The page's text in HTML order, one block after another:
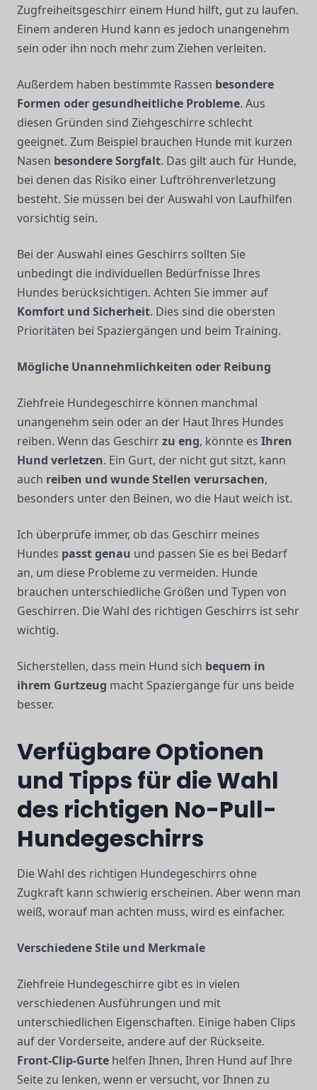
Zugfreiheitsgeschirr einem Hund hilft, gut zu laufen.
Einem anderen Hund kann es jedoch unangenehm
sein oder ihn noch mehr zum Ziehen verleiten.
Außerdem haben bestimmte Rassen besondere
Formen oder gesundheitliche Probleme. Aus
diesen Gründen sind Ziehgeschirre schlecht
geeignet. Zum Beispiel brauchen Hunde mit kurzen
Nasen besondere Sorgfalt. Das gilt auch für Hunde,
bei denen das Risiko einer Luftröhrenverletzung
besteht. Sie müssen bei der Auswahl von Laufhilfen
vorsichtig sein.
Bei der Auswahl eines Geschirrs sollten Sie
unbedingt die individuellen Bedürfnisse Ihres
Hundes berücksichtigen. Achten Sie immer auf
Komfort und Sicherheit. Dies sind die obersten
Prioritäten bei Spaziergängen und beim Training.
Mögliche Unannehmlichkeiten oder Reibung
Ziehfreie Hundegeschirre können manchmal
unangenehm sein oder an der Haut Ihres Hundes
reiben. Wenn das Geschirrzu eng, könnte es Ihren
Hund verletzen. Ein Gurt, der nicht gut sitzt, kann
auch reiben und wunde Stellen verursachen,
besonders unter den Beinen, wo die Haut weich ist.
Ich überprüfe immer, ob das Geschirr meines
Hundes passt genau und passen Sie es bei Bedarf
an, um diese Probleme zu vermeiden. Hunde
brauchen unterschiedliche Größen und Typen von
Geschirren. Die Wahl des richtigen Geschirrs ist sehr
wichtig.
Sicherstellen, dass mein Hund sich bequem in
ihrem Gurtzeug macht Spaziergänge für uns beide
besser.
Verfügbare Optionen
und Tipps für die Wahl
des richtigen No-Pull-
Hundegeschirrs
Die Wahl des richtigen Hundegeschirrs ohne
Zugkraft kann schwierig erscheinen. Aber wenn man
weiß, worauf man achten muss, wird es einfacher.
Verschiedene Stile und Merkmale
Ziehfreie Hundegeschirre gibt es in vielen
verschiedenen Ausführungen und mit
unterschiedlichen Eigenschaften. Einige haben Clips
auf der Vorderseite, andere auf der Rückseite.
Front-Clip-Gurte helfen Ihnen, Ihren Hund auf Ihre
Seite zu lenken, wenn er versucht, vor Ihnen zu